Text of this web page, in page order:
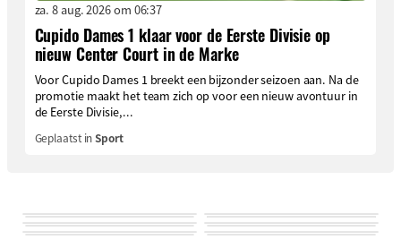
za. 8 aug. 2026 om 06:37
Cupido Dames 1 klaar voor de Eerste Divisie op
nieuw Center Court in de Marke
Voor Cupido Dames 1 breekt een bijzonder seizoen aan. Na de
promotie maakt het team zich op voor een nieuw avontuur in
de Eerste Divisie,...
Geplaatst inSport